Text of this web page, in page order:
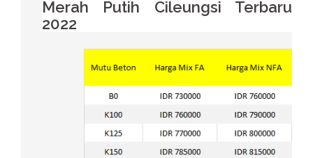
Merah Putih Cileungsi Terbaru
2022